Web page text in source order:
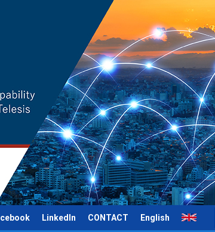
LinkedIn CONTACT English